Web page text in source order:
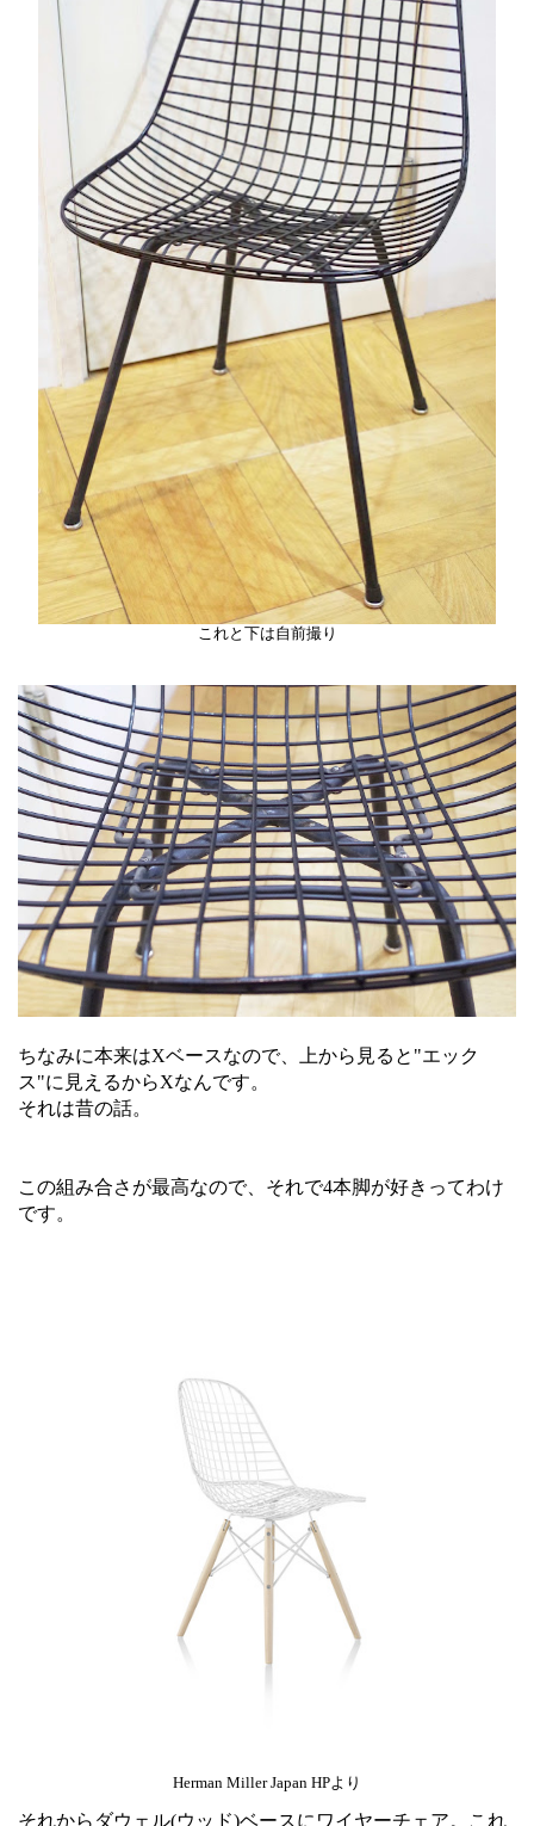
これと下は自前撮り
ちなみに本来はXベースなので、上から見ると"エック
ス"に見えるからXなんです。
それは昔の話。
この組み合さが最高なので、それで4本脚が好きってわけ
です。
Herman Miller Japan HPより
それからダウェル(ウッド)ベースにワイヤーチェア。これ